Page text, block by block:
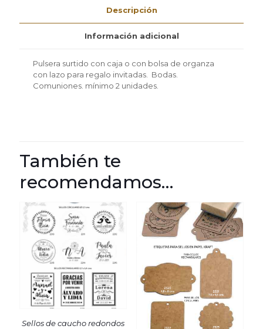
Descripción
Información adicional
Pulsera surtido con caja o con bolsa de organza
con lazo para regalo invitadas. Bodas.
Comuniones. mínimo 2 unidades.
También te
recomendamos…
Sellos de caucho redondos